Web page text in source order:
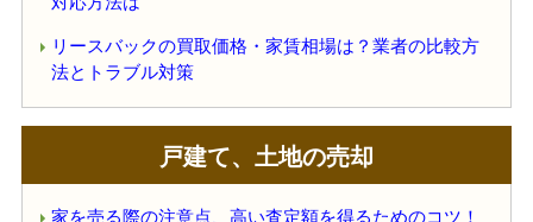
リースバックの買取価格・家賃相場は？業者の比較方
法とトラブル対策
戸建て、土地の売却
家を売る際の注意点、高い査定額を得るためのコツ！